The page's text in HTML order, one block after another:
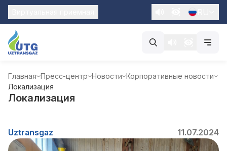
Главная Пресс-центр Новости Корпоративные новости
Локализация
Локализация
Uztransgaz 11.07.2024